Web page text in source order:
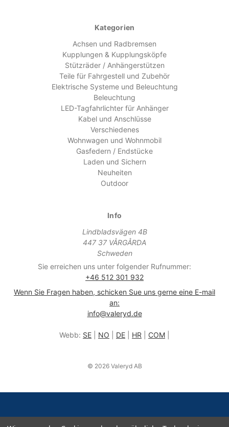
Kategorien
Achsen und Radbremsen
Kupplungen & Kupplungsköpfe
Stützräder / Anhängerstützen
Teile für Fahrgestell und Zubehör
Elektrische Systeme und Beleuchtung
Beleuchtung
LED-Tagfahrlichter für Anhänger
Kabel und Anschlüsse
Verschiedenes
Wohnwagen und Wohnmobil
Gasfedern / Endstücke
Laden und Sichern
Neuheiten
Outdoor
Info
Lindbladsvägen 4B
447 37 VÅRGÅRDA
Schweden
Sie erreichen uns unter folgender Rufnummer:
+46 512 301 932
Wenn Sie Fragen haben, schicken Sue uns gerne eine E-mail
an:
info@valeryd.de
Webb: SE NO DE HR COM
© 2026 Valeryd AB